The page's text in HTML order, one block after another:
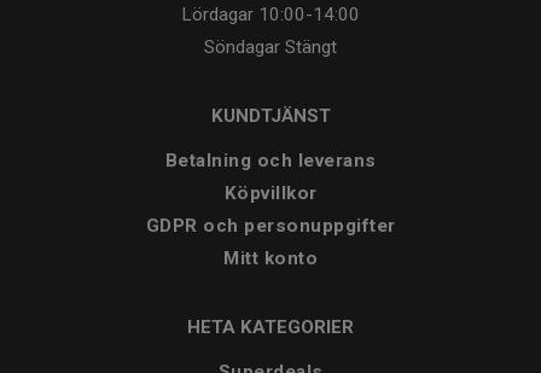
Lördagar 10:00-14:00
Söndagar Stängt
KUNDTJÄNST
Betalning och leverans
Köpvillkor
GDPR och personuppgifter
Mitt konto
HETA KATEGORIER